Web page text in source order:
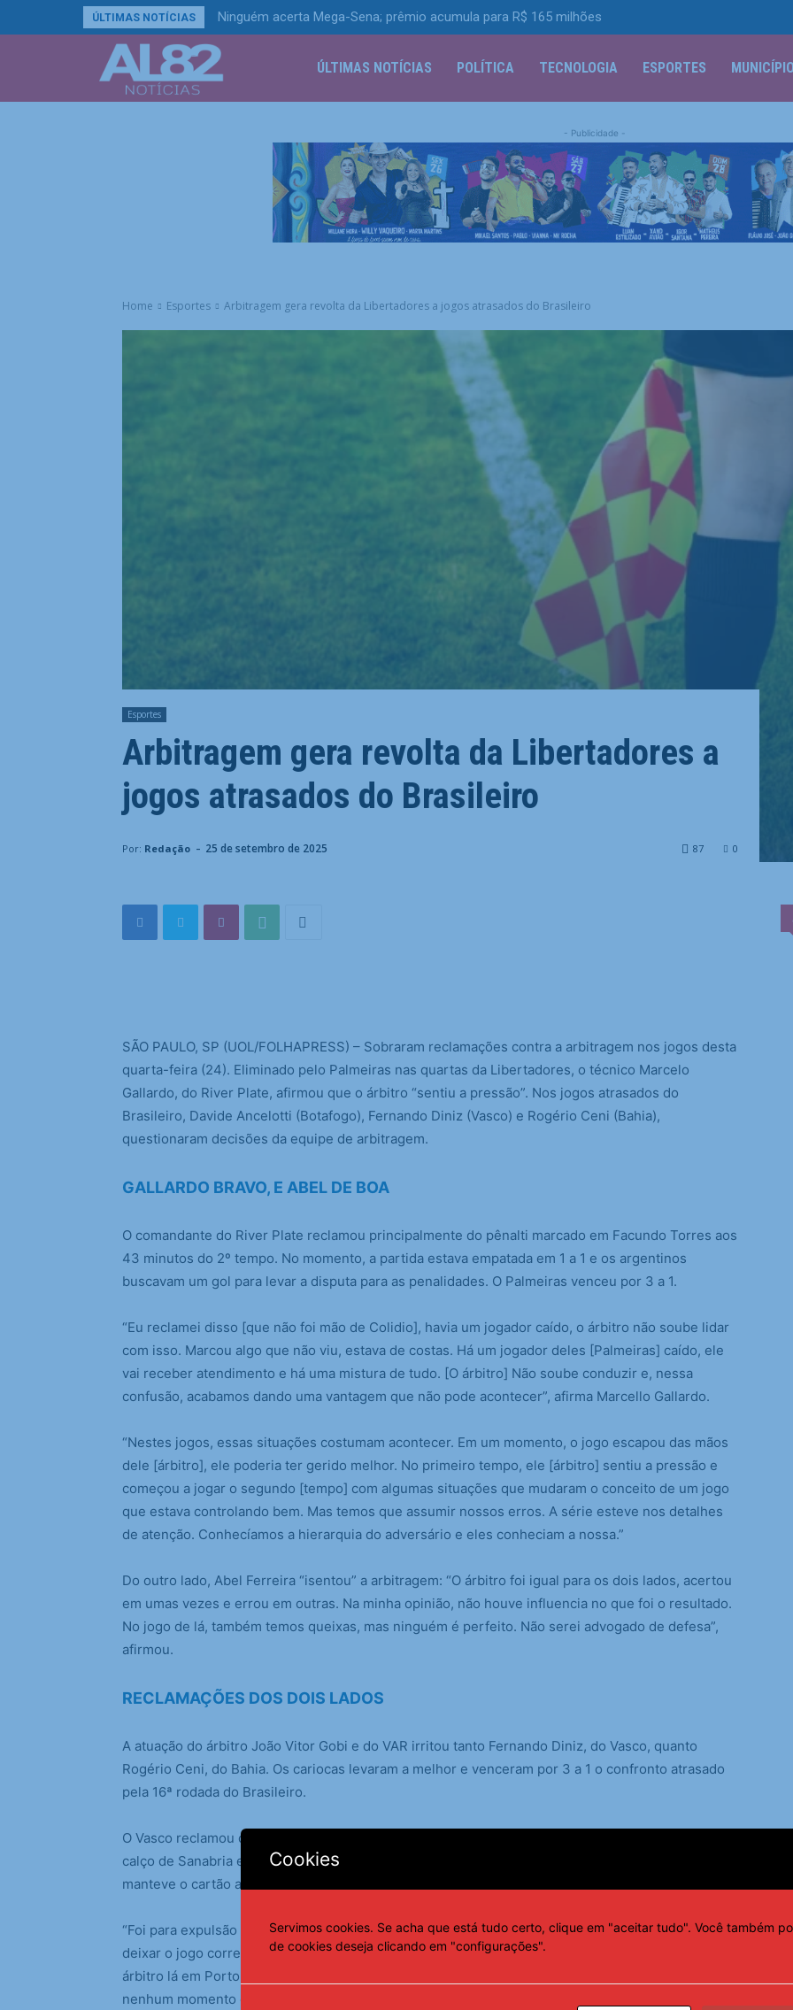
ÚLTIMAS NOTÍCIAS Ninguém acerta Mega-Sena; prêmio acumula para R$ 165 milhões
Petrobras tem lucro líquido de R$ 52,4 bi no segundo trimestre
ÚLTIMAS NOTÍCIAS POLÍTICA TECNOLOGIA ESPORTES
- Publicidade -
Home Esportes Arbitragem gera revolta da Libertadores a jogos atrasados do Brasileiro
Esportes
Arbitragem gera revolta da Libertadores a
jogos atrasados do Brasileiro
Por: Redação - 25 de setembro de 2025 0
87
SÃO PAULO, SP (UOL/FOLHAPRESS) – Sobraram reclamações contra a arbitragem nos jogos desta
quarta-feira (24). Eliminado pelo Palmeiras nas quartas da Libertadores, o técnico Marcelo
Gallardo, do River Plate, afirmou que o árbitro “sentiu a pressão”. Nos jogos atrasados do
Brasileiro, Davide Ancelotti (Botafogo), Fernando Diniz (Vasco) e Rogério Ceni (Bahia),
questionaram decisões da equipe de arbitragem.
GALLARDO BRAVO, E ABEL DE BOA
O comandante do River Plate reclamou principalmente do pênalti marcado em Facundo Torres aos
43 minutos do 2º tempo. No momento, a partida estava empatada em 1 a 1 e os argentinos
buscavam um gol para levar a disputa para as penalidades. O Palmeiras venceu por 3 a 1.
“Eu reclamei disso [que não foi mão de Colidio], havia um jogador caído, o árbitro não soube lidar
com isso. Marcou algo que não viu, estava de costas. Há um jogador deles [Palmeiras] caído, ele
vai receber atendimento e há uma mistura de tudo. [O árbitro] Não soube conduzir e, nessa
confusão, acabamos dando uma vantagem que não pode acontecer”, afirma Marcello Gallardo.
“Nestes jogos, essas situações costumam acontecer. Em um momento, o jogo escapou das mãos
dele [árbitro], ele poderia ter gerido melhor. No primeiro tempo, ele [árbitro] sentiu a pressão e
começou a jogar o segundo [tempo] com algumas situações que mudaram o conceito de um jogo
que estava controlando bem. Mas temos que assumir nossos erros. A série esteve nos detalhes
de atenção. Conhecíamos a hierarquia do adversário e eles conheciam a nossa.”
Do outro lado, Abel Ferreira “isentou” a arbitragem: “O árbitro foi igual para os dois lados, acertou
em umas vezes e errou em outras. Na minha opinião, não houve influencia no que foi o resultado.
No jogo de lá, também temos queixas, mas ninguém é perfeito. Não serei advogado de defesa”,
afirmou.
RECLAMAÇÕES DOS DOIS LADOS
A atuação do árbitro João Vitor Gobi e do VAR irritou tanto Fernando Diniz, do Vasco, quanto
Rogério Ceni, do Bahia. Os cariocas levaram a melhor e venceram por 3 a 1 o confronto atrasado
pela 16ª rodada do Brasileiro.
O Vasco reclamou de duas possíveis expulsões: uma entrada dura de Rezende em Coutinho e um
calço de Sanabria em Puma. O árbitro foi chamado pelo VAR para rever o segundo lance, mas
manteve o cartão amarelo.
“Foi para expulsão claramente. E o critério de se apitar foi modificando. Começa com um jeito de
deixar o jogo correr mais, depois tem a expulsão, aí começa a picotar o jogo. O juiz era o quarto
árbitro lá em Porto Alegre, os caras fizeram cera desde o início do jogo e não fez menção em
nenhum momento em dar cartão amarelo. E o Léo Jardim vai ser nos próximos anos o único
Cookies
Servimos cookies. Se acha que está tudo certo, clique em "aceitar tudo". Você também
de cookies deseja clicando em "configurações".